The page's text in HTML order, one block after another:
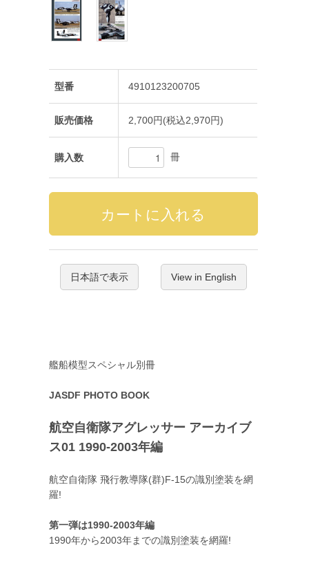
型番 4910123200705
販売価格 2,700円(税込2,970円)
購入数 冊
日本語で表示 View in English
艦船模型スペシャル別冊
JASDF PHOTO BOOK
航空自衛隊アグレッサー アーカイブ
ス01 1990-2003年編
航空自衛隊 飛行教導隊(群)F-15の識別塗装を網
羅!
第一弾は1990-2003年編
1990年から2003年までの識別塗装を網羅!